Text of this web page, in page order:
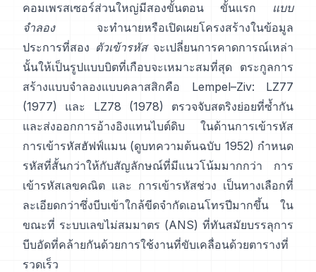
คอมเพรสเซอร์ส่วนใหญ่มีสองขั้นตอน ขั้นแรก แบบ
จำลองจะทำนายหรือเปิดเผยโครงสร้างในข้อมูล
ประการที่สอง ตัวเข้ารหัสจะเปลี่ยนการคาดการณ์เหล่า
นั้นให้เป็นรูปแบบบิตที่เกือบจะเหมาะสมที่สุด ตระกูลการ
สร้างแบบจำลองแบบคลาสสิกคือ Lempel–Ziv:
LZ77
(1977)
และ LZ78 (1978) ตรวจจับสตริงย่อยที่ซ้ำกัน
และส่งออกการอ้างอิงแทนไบต์ดิบ ในด้านการเข้ารหัส
การเข้ารหัสฮัฟฟ์แมน (ดูบทความต้นฉบับ 1952) กำหนด
รหัสที่สั้นกว่าให้กับสัญลักษณ์ที่มีแนวโน้มมากกว่า
การ
เข้ารหัสเลขคณิต และ การเข้ารหัสช่วง เป็นทางเลือกที่
ละเอียดกว่าซึ่งบีบเข้าใกล้ขีดจำกัดเอนโทรปีมากขึ้น ใน
ขณะที่ ระบบเลขไม่สมมาตร (ANS) ที่ทันสมัยบรรลุการ
บีบอัดที่คล้ายกันด้วยการใช้งานที่ขับเคลื่อนด้วยตารางที่
รวดเร็ว